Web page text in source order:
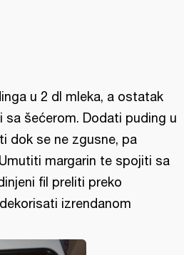
u 2 dl mleka, a ostatak
sa šećerom. Dodati puding u
dok se ne zgusne, pa
margarin te spojiti sa
fil preliti preko
izrendanom